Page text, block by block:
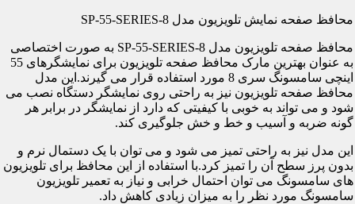
محافظ صفحه نمایش تلویزیون مدل SP-55-SERIES-8
محافظ صفحه تلویزیون مدل SP-55-SERIES-8 به صورت اختصاصی
به عنوان بهترین مارک محافظ صفحه تلویزیون برای نمایشگرهای 55
اینچی سامسونگ سری 8 مورد استفاده قرار می گیرند.این مدل
محافظ صفحه تلویزیون نیز به راحتی روی نمایشگر دستگاه نصب می
شود و می تواند به خوبی با کیفیتی که دارد از نمایشگر در برابر هر
گونه ضربه و آسیب و خط و خش جلوگیری کند.
این مدل نیز به راحتی تمیز می شود و می توان با یک دستمال نرم و
بدون پرز سطح آن را تمیز کرد.با استفاده از این محافظ برای تلویزیون
های سامسونگ می توان احتمال خرابی و نیاز به تعمیر تلویزیون
سامسونگ مورد نظر را به میزان زیادی کاهش داد.